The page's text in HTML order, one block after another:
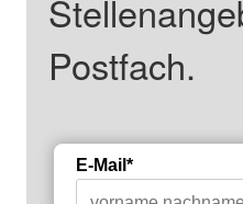
Postfach.
E-Mail*